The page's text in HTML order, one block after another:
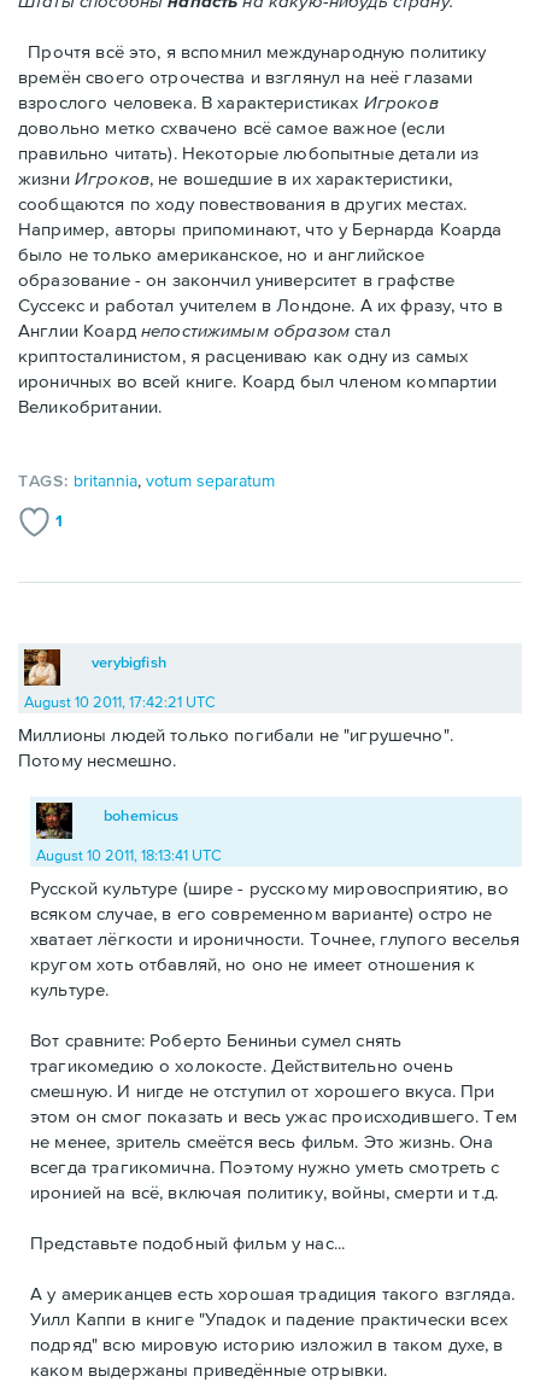
Прочтя всё это, я вспомнил международную политику
времён своего отрочества и взглянул на неё глазами
взрослого человека. В характеристиках Игроков
довольно метко схвачено всё самое важное (если
правильно читать). Некоторые любопытные детали из
жизни Игроков, не вошедшие в их характеристики,
сообщаются по ходу повествования в других местах.
Например, авторы припоминают, что у Бернарда Коарда
было не только американское, но и английское
образование - он закончил университет в графстве
Суссекс и работал учителем в Лондоне. А их фразу, что в
Англии Коард непостижимым образомстал
криптосталинистом, я расцениваю как одну из самых
ироничных во всей книге. Коард был членом компартии
Великобритании.
TAGS: britannia,votum separatum
1
verybigfish
August 10 2011, 17:42:21 UTC
Миллионы людей только погибали не "игрушечно".
Потому несмешно.
bohemicus
August 10 2011, 18:13:41 UTC
Русской культуре (шире - русскому мировосприятию, во
всяком случае, в его современном варианте) остро не
хватает лёгкости и ироничности. Точнее, глупого веселья
кругом хоть отбавляй, но оно не имеет отношения к
культуре.
Вот сравните: Роберто Бениньи сумел снять
трагикомедию о холокосте. Действительно очень
смешную. И нигде не отступил от хорошего вкуса. При
этом он смог показать и весь ужас происходившего. Тем
не менее, зритель смеётся весь фильм. Это жизнь. Она
всегда трагикомична. Поэтому нужно уметь смотреть с
иронией на всё, включая политику, войны, смерти и т.д.
Представьте подобный фильм у нас...
А у американцев есть хорошая традиция такого взгляда.
Уилл Каппи в книге "Упадок и падение практически всех
подряд" всю мировую историю изложил в таком духе, в
каком выдержаны приведённые отрывки.